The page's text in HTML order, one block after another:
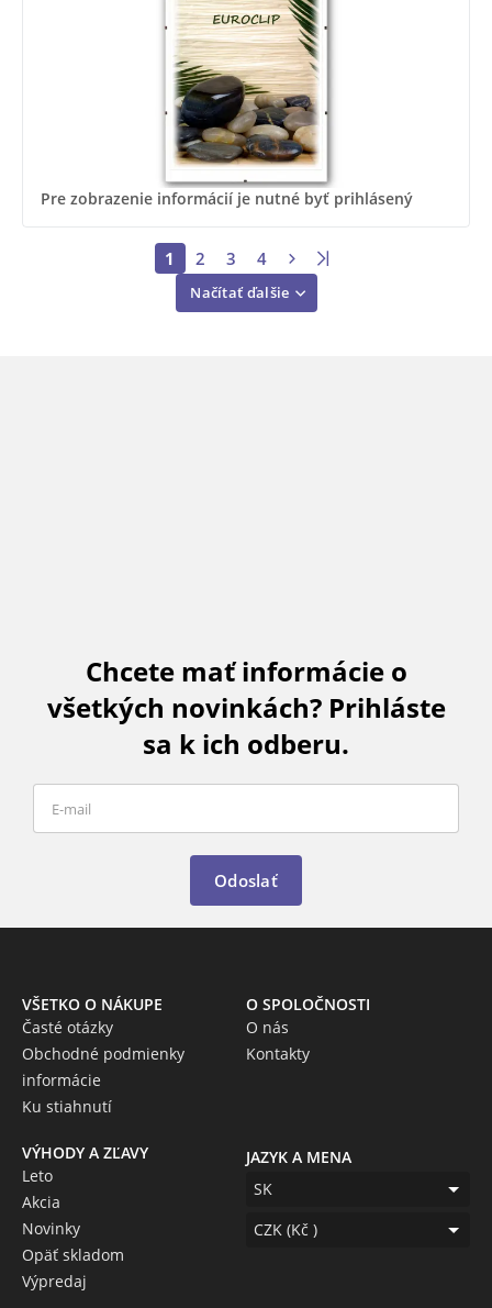
Pre zobrazenie informácií je nutné byť prihlásený
Načítať ďalšie
1 2 3 4
Chcete mať informácie o
všetkých novinkách? Prihláste
sa k ich odberu.
Odoslať
VŠETKO O NÁKUPE
Časté otázky
Obchodné podmienky
informácie
Ku stiahnutí
O SPOLOČNOSTI
O nás
Kontakty
VÝHODY A ZĽAVY
Leto
Akcia
Novinky
Opäť skladom
Výpredaj
JAZYK A MENA
SK
CZK (Kč )